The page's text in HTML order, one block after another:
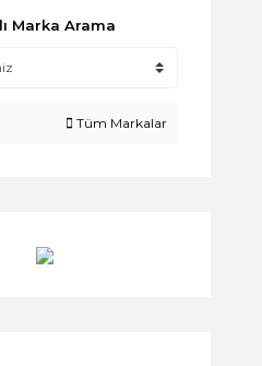
Marka Arama
Tüm Markalar